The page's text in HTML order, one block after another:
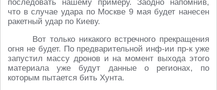
последовать нашему примеру. Заодно напомнив,
что в случае удара по Москве 9 мая будет нанесен
ракетный удар по Киеву.
Вот только никакого встречного прекращения
огня не будет. По предварительной инф-ии пр-к уже
запустил массу дронов и на момент выхода этого
материала уже будут данные о регионах, по
которым пытается бить Хунта.